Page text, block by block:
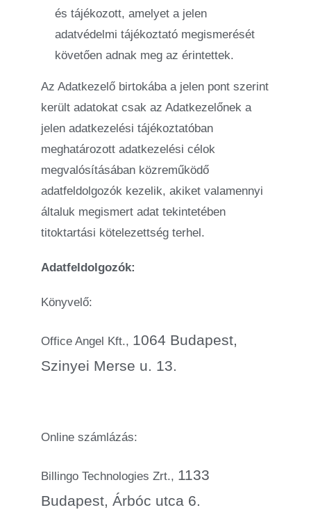
és tájékozott, amelyet a jelen
adatvédelmi tájékoztató megismerését
követően adnak meg az érintettek.
Az Adatkezelő birtokába a jelen pont szerint
került adatokat csak az Adatkezelőnek a
jelen adatkezelési tájékoztatóban
meghatározott adatkezelési célok
megvalósításában közreműködő
adatfeldolgozók kezelik, akiket valamennyi
általuk megismert adat tekintetében
titoktartási kötelezettség terhel.
Adatfeldolgozók:
Könyvelő:
Office Angel Kft., 1064 Budapest,
Szinyei Merse u. 13.
Online számlázás:
Billingo Technologies Zrt., 1133
Budapest, Árbóc utca 6.